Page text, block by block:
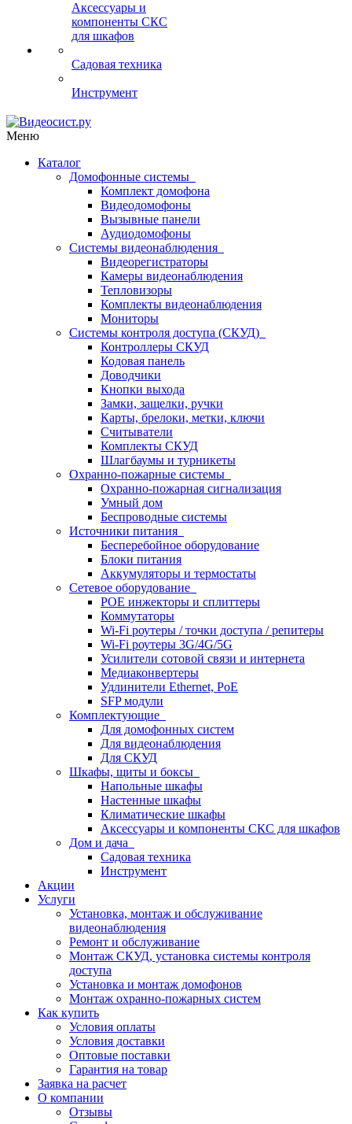
Аксессуары и
компоненты СКС
для шкафов
Садовая техника
Инструмент
Меню
Каталог
Домофонные системы
Комплект домофона
Видеодомофоны
Вызывные панели
Аудиодомофоны
Системы видеонаблюдения
Видеорегистраторы
Камеры видеонаблюдения
Тепловизоры
Комплекты видеонаблюдения
Мониторы
Системы контроля доступа (СКУД)
Контроллеры СКУД
Кодовая панель
Доводчики
Кнопки выхода
Замки, защелки, ручки
Карты, брелоки, метки, ключи
Считыватели
Комплекты СКУД
Шлагбаумы и турникеты
Охранно-пожарные системы
Охранно-пожарная сигнализация
Умный дом
Беспроводные системы
Источники питания
Бесперебойное оборудование
Блоки питания
Аккумуляторы и термостаты
Сетевое оборудование
POE инжекторы и сплиттеры
Коммутаторы
Wi-Fi роутеры / точки доступа / репитеры
Wi-Fi роутеры 3G/4G/5G
Усилители сотовой связи и интернета
Медиаконвертеры
Удлинители Ethernet, PoE
SFP модули
Комплектующие
Для домофонных систем
Для видеонаблюдения
Для СКУД
Шкафы, щиты и боксы
Напольные шкафы
Настенные шкафы
Климатические шкафы
Аксессуары и компоненты СКС для шкафов
Дом и дача
Садовая техника
Инструмент
Акции
Услуги
Установка, монтаж и обслуживание
видеонаблюдения
Ремонт и обслуживание
Монтаж СКУД, установка системы контроля
доступа
Установка и монтаж домофонов
Монтаж охранно-пожарных систем
Как купить
Условия оплаты
Условия доставки
Оптовые поставки
Гарантия на товар
Заявка на расчет
О компании
Отзывы